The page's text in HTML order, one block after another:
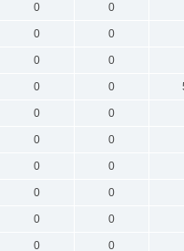
0 0
0 0
0 0
0 0
0 0
0 0
0 0
0 0
0 0
0 0